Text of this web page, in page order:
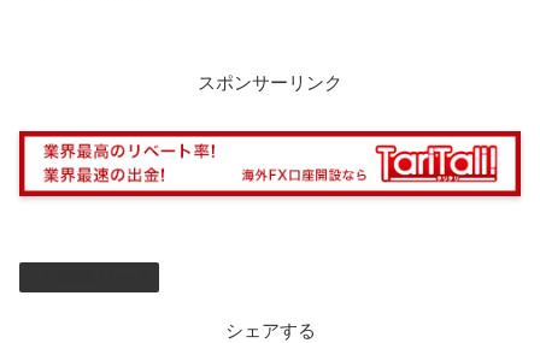
スポンサーリンク
シェアする